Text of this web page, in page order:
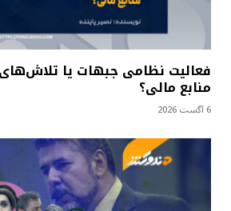
فعالیت نظامی جبهات یا تلاش‌های
منابع مالی؟
6 آگست 2026